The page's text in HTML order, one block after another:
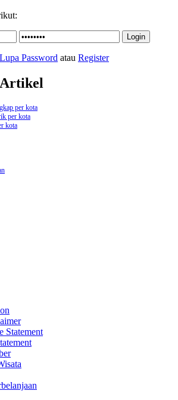
Lupa Password atau Register
per kota
per kota
kota
Statement